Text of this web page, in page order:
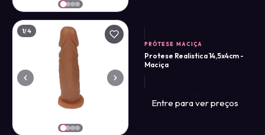
1/4
PRÓTESE MACIÇA
Protese Realistica 14,5x4cm -
Maciça
Entre para ver preços